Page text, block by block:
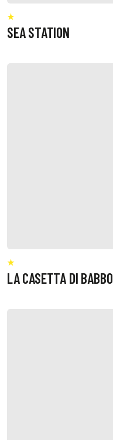
SEA STATION
LA CASETTA DI BABBO